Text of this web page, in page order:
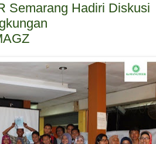
Semarang Hadiri Diskusi